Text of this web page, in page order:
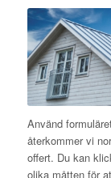
Använd
återkommer vi
offert. Du kan
olika måtten för